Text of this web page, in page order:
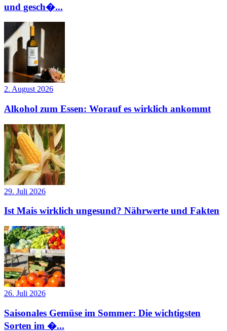
und gesch�...
2. August 2026
Alkohol zum Essen: Worauf es wirklich ankommt
29. Juli 2026
Ist Mais wirklich ungesund? Nährwerte und Fakten
26. Juli 2026
Saisonales Gemüse im Sommer: Die wichtigsten
Sorten im �...